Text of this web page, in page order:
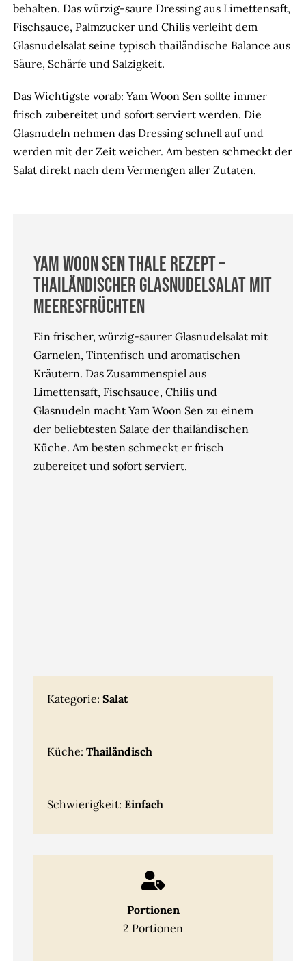
behalten. Das würzig-saure Dressing aus Limettensaft,
Fischsauce, Palmzucker und Chilis verleiht dem
Glasnudelsalat seine typisch thailändische Balance aus
Säure, Schärfe und Salzigkeit.
Das Wichtigste vorab: Yam Woon Sen sollte immer
frisch zubereitet und sofort serviert werden. Die
Glasnudeln nehmen das Dressing schnell auf und
werden mit der Zeit weicher. Am besten schmeckt der
Salat direkt nach dem Vermengen aller Zutaten.
Yam Woon Sen Thale Rezept –
Thailändischer Glasnudelsalat mit
Meeresfrüchten
Ein frischer, würzig-saurer Glasnudelsalat mit
Garnelen, Tintenfisch und aromatischen
Kräutern. Das Zusammenspiel aus
Limettensaft, Fischsauce, Chilis und
Glasnudeln macht Yam Woon Sen zu einem
der beliebtesten Salate der thailändischen
Küche. Am besten schmeckt er frisch
zubereitet und sofort serviert.
Kategorie:Salat
Küche:Thailändisch
Schwierigkeit:Einfach
Portionen
2 Portionen